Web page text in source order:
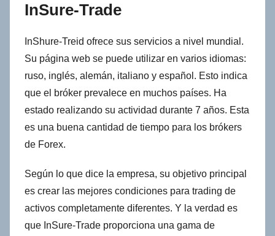
InSure-Trade
InShure-Treid ofrece sus servicios a nivel mundial.
Su página web se puede utilizar en varios idiomas:
ruso, inglés, alemán, italiano y español. Esto indica
que el bróker prevalece en muchos países. Ha
estado realizando su actividad durante 7 años. Esta
es una buena cantidad de tiempo para los brókers
de Forex.
Según lo que dice la empresa, su objetivo principal
es crear las mejores condiciones para trading de
activos completamente diferentes. Y la verdad es
que InSure-Trade proporciona una gama de